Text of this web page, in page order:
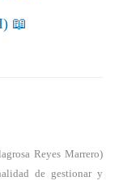
📖
Reyes Marrero)
de gestionar y